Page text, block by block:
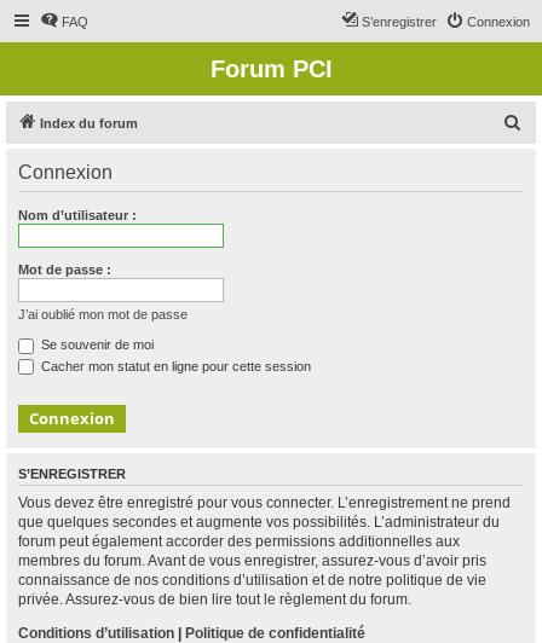
FAQ Connexion
S’enregistrer
Forum PCI
Index du forum
Connexion
Nom d’utilisateur :
Mot de passe :
J’ai oublié mon mot de passe
Se souvenir de moi
Cacher mon statut en ligne pour cette session
S’ENREGISTRER
Vous devez être enregistré pour vous connecter. L’enregistrement ne prend
que quelques secondes et augmente vos possibilités. L’administrateur du
forum peut également accorder des permissions additionnelles aux
membres du forum. Avant de vous enregistrer, assurez-vous d’avoir pris
connaissance de nos conditions d’utilisation et de notre politique de vie
privée. Assurez-vous de bien lire tout le règlement du forum.
Conditions d’utilisation | Politique de confidentialité